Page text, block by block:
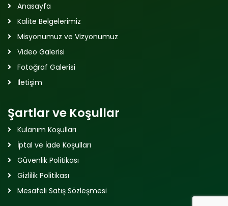
Anasayfa
Kalite Belgelerimiz
Misyonumuz ve Vizyonumuz
Video Galerisi
Fotoğraf Galerisi
İletişim
Şartlar ve Koşullar
Kulanım Koşulları
İptal ve İade Koşulları
Güvenlik Politikası
Gizlilik Politikası
Mesafeli Satış Sözleşmesi